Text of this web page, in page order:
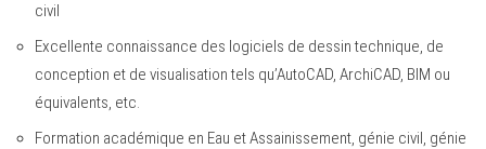
civil
Excellente connaissance des logiciels de dessin technique, de
conception et de visualisation tels qu’AutoCAD, ArchiCAD, BIM ou
équivalents, etc.
Formation académique en Eau et Assainissement, génie civil, génie